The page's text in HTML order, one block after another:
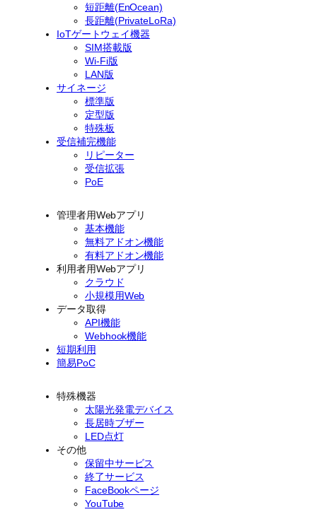
短距離(EnOcean)
長距離(PrivateLoRa)
IoTゲートウェイ機器
SIM搭載版
Wi-Fi版
LAN版
サイネージ
標準版
定型版
特殊板
受信補完機能
リピーター
受信拡張
PoE
管理者用Webアプリ
基本機能
無料アドオン機能
有料アドオン機能
利用者用Webアプリ
クラウド
小規模用Web
データ取得
API機能
Webhook機能
短期利用
簡易PoC
特殊機器
太陽光発電デバイス
長居時ブザー
LED点灯
その他
保留中サービス
終了サービス
FaceBookページ
YouTube